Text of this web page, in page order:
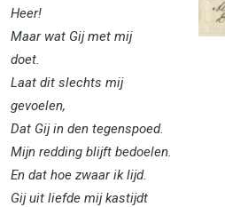
Heer!
Maar wat Gij met mij
doet.
Laat dit slechts mij
gevoelen,
Dat Gij in den tegenspoed.
Mijn redding blijft bedoelen.
En dat hoe zwaar ik lijd.
Gij uit liefde mij kastijdt